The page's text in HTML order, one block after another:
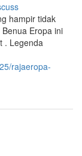
hampir tidak
Eropa ini
. Legenda
rajaeropa-